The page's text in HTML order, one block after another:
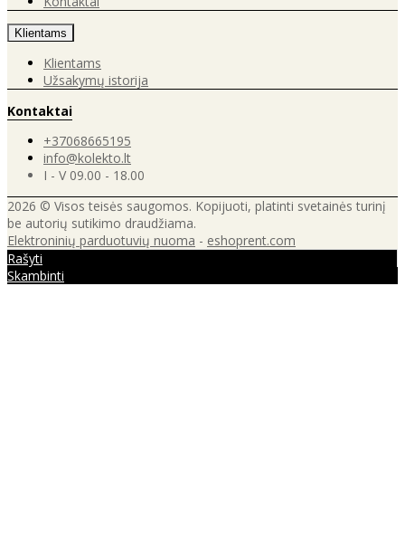
Klientams
Klientams
Užsakymų istorija
Kontaktai
+37068665195
info@kolekto.lt
I - V 09.00 - 18.00
2026 © Visos teisės saugomos. Kopijuoti, platinti svetainės turinį
be autorių sutikimo draudžiama.
Elektroninių parduotuvių nuoma - eshoprent.com
Rašyti
Skambinti